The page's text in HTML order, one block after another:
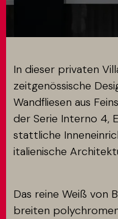
SUCHEN
RESERVIERTER
In dieser privaten
zeitgenössische
Wandfliesen aus
der Serie Interno 4,
stattliche
italienische
Das reine Weiß von
breiten